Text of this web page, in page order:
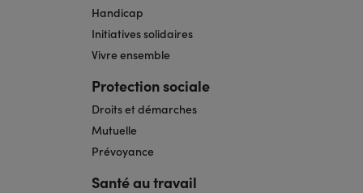
Handicap
Initiatives solidaires
Vivre ensemble
Protection sociale
Droits et démarches
Mutuelle
Prévoyance
Santé au travail